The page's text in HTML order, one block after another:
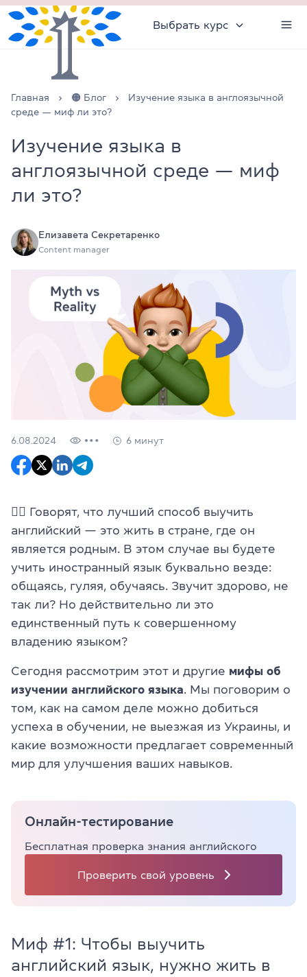
Выбрать курс
Главная 🟠 Блог
Изучение языка в англоязычной
среде — миф ли это?
Изучение языка в
англоязычной среде — миф
ли это?
Елизавета Секретаренко
Content manager
6.08.2024 6 минут
🖐🏼 Говорят, что лучший способ выучить
английский — это жить в стране, где он
является родным. В этом случае вы будете
учить иностранный язык буквально везде:
общаясь, гуляя, обучаясь. Звучит здорово, не
так ли? Но действительно ли это
единственный путь к совершенному
владению языком?
Сегодня рассмотрим этот и другие мифы об
изучении английского языка . Мы поговорим о
том, как на самом деле можно добиться
успеха в обучении, не выезжая из Украины, и
какие возможности предлагает современный
мир для улучшения ваших навыков.
Онлайн-тестирование
Бесплатная проверка знания английского
Проверить свой уровень
Миф #1: Чтобы выучить
английский язык, нужно жить в